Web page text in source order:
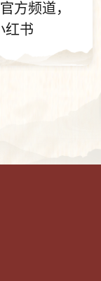
方频道，
红书